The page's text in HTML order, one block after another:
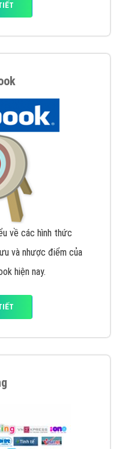
về các hình thức
và nhược điểm của
hiện nay.